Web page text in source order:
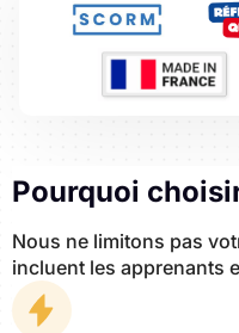
Pourquoi
Nous ne limitons pas
incluent les apprenants